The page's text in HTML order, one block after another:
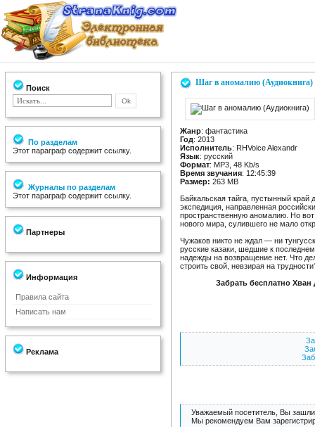
Поиск
По разделам
Этот параграф содержит ссылку.
Журналы по разделам
Этот параграф содержит ссылку.
Партнеры
Информация
Правила сайта
Написать нам
Реклама
Шаг в аномалию (Аудиокнига)
Жанр: фантастика
Год: 2013
Исполнитель: RHVoice Alexandr
Язык: русский
Формат: MP3, 48 Kb/s
Время звучания: 12:45:39
Размер: 263 MB
Байкальская тайга, пустынный
экспедиция, направленная
пространственную аномалию. Но
нового мира, сулившего не мало
Чужаков никто не ждал — ни
русские казаки, шедшие к
надежды на возвращение нет. Что
строить свой, невзирая на
Забрать бесплатно
Уважаемый посетитель, Вы зашли
Мы рекомендуем Вам